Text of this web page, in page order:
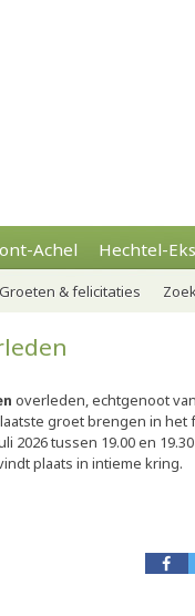
Achel Hechtel-
Groeten & felicitaties
overleden, echtgenoot
laatste groet brengen in
2026 tussen 19.00 en
plaats in intieme kring.